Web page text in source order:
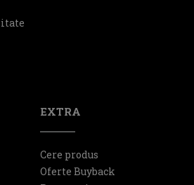
EXTRA
Cere produs
Oferte Buyback